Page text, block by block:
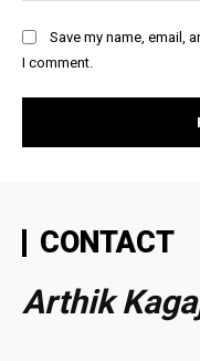
Save my name, email,
I comment.
CONTACT
Arthik